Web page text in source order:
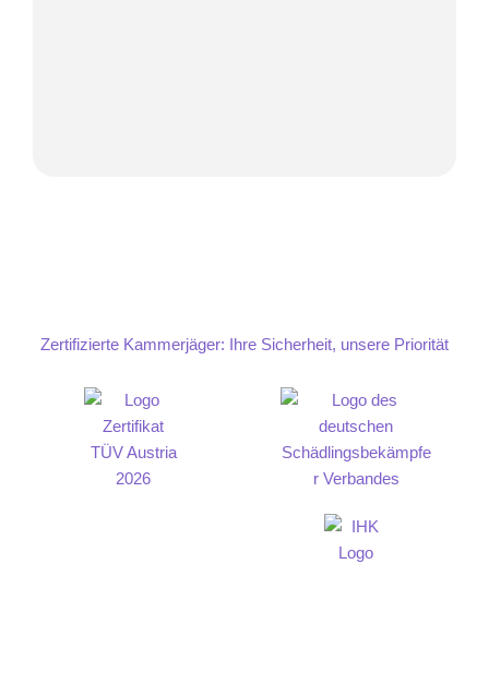
Zertifizierte Kammerjäger: Ihre Sicherheit, unsere Priorität